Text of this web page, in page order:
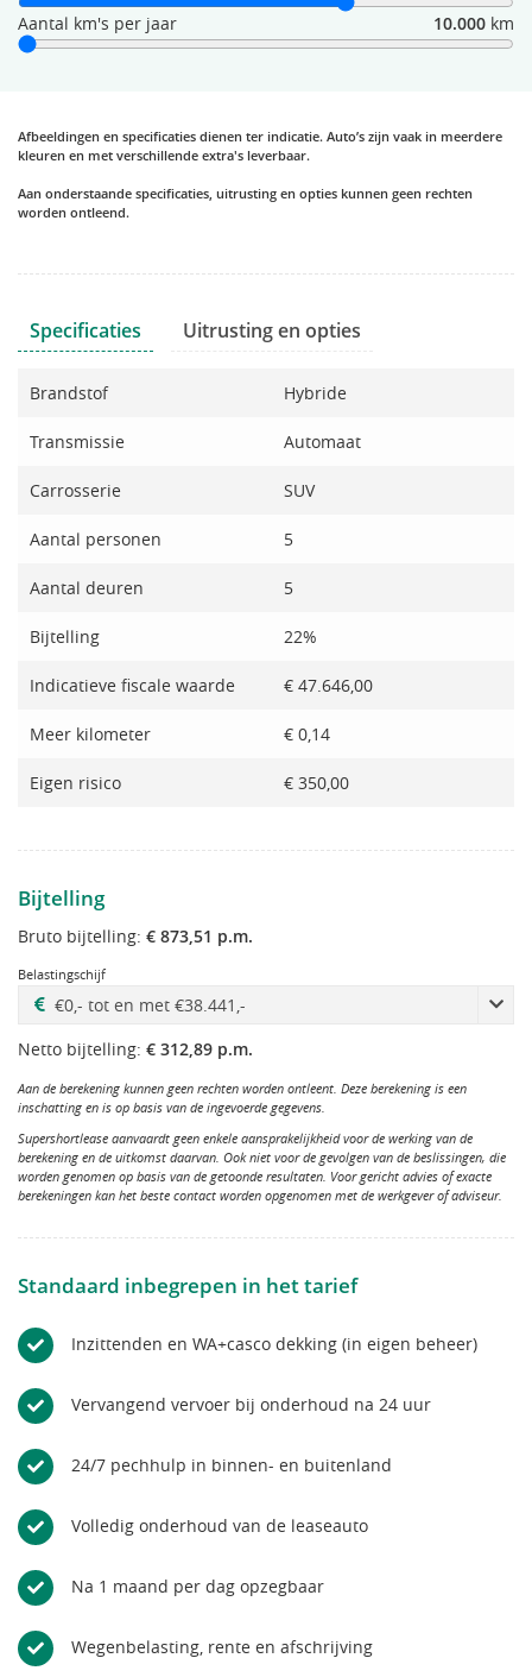
Aantal km's per jaar
10.000 km
Afbeeldingen en specificaties dienen ter indicatie. Auto’s zijn vaak in meerdere
kleuren en met verschillende extra's leverbaar.
Aan onderstaande specificaties, uitrusting en opties kunnen geen rechten
worden ontleend.
Specificaties Uitrusting en opties
Brandstof Hybride
Transmissie Automaat
Carrosserie SUV
Aantal personen 5
Aantal deuren 5
Bijtelling 22%
Indicatieve fiscale waarde € 47.646,00
Meer kilometer € 0,14
Eigen risico € 350,00
Bijtelling
Bruto bijtelling: € 873,51 p.m.
Belastingschijf
Netto bijtelling: € 312,89 p.m.
Aan de berekening kunnen geen rechten worden ontleent. Deze berekening is een
inschatting en is op basis van de ingevoerde gegevens.
Supershortlease aanvaardt geen enkele aansprakelijkheid voor de werking van de
berekening en de uitkomst daarvan. Ook niet voor de gevolgen van de beslissingen, die
worden genomen op basis van de getoonde resultaten. Voor gericht advies of exacte
berekeningen kan het beste contact worden opgenomen met de werkgever of adviseur.
Standaard inbegrepen in het tarief
Inzittenden en WA+casco dekking (in eigen beheer)
Vervangend vervoer bij onderhoud na 24 uur
24/7 pechhulp in binnen- en buitenland
Volledig onderhoud van de leaseauto
Na 1 maand per dag opzegbaar
Wegenbelasting, rente en afschrijving